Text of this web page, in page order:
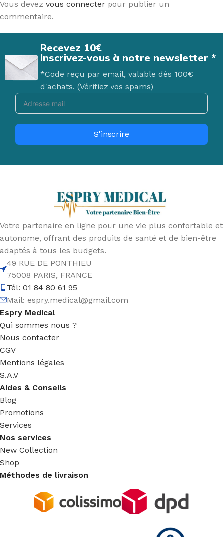
Vous devez vous connecter pour publier un
commentaire.
Recevez 10€
Inscrivez-vous à notre newsletter *
*Code reçu par email, valable dès 100€
d'achats. (Vérifiez vos spams)
S'inscrire
Votre partenaire en ligne pour une vie plus confortable et
autonome, offrant des produits de santé et de bien-être
adaptés à tous les budgets.
49 RUE DE PONTHIEU
75008 PARIS, FRANCE
Tél: 01 84 80 61 95
Mail: espry.medical@gmail.com
Espry Medical
Qui sommes nous ?
Nous contacter
CGV
Mentions légales
S.A.V
Aides & Conseils
Blog
Promotions
Services
Nos services
New Collection
Shop
Méthodes de livraison